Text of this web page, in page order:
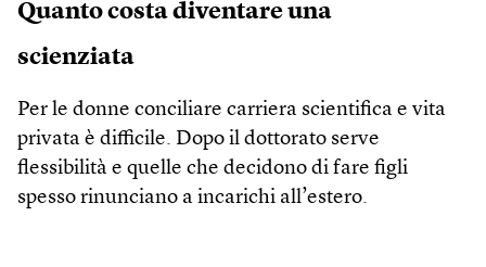
Quanto costa diventare una
scienziata
Per le donne conciliare carriera scientifica e vita
privata è difficile. Dopo il dottorato serve
flessibilità e quelle che decidono di fare figli
spesso rinunciano a incarichi all’estero.